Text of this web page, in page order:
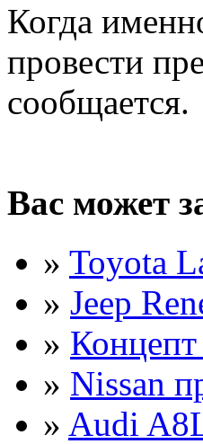
Когда
провести
сообщается.
Вас может
» Toyota
» Jeep
»
» Nissan
» Audi